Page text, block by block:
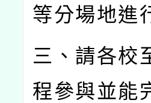
等分場地進
三、請各校
程參與並能